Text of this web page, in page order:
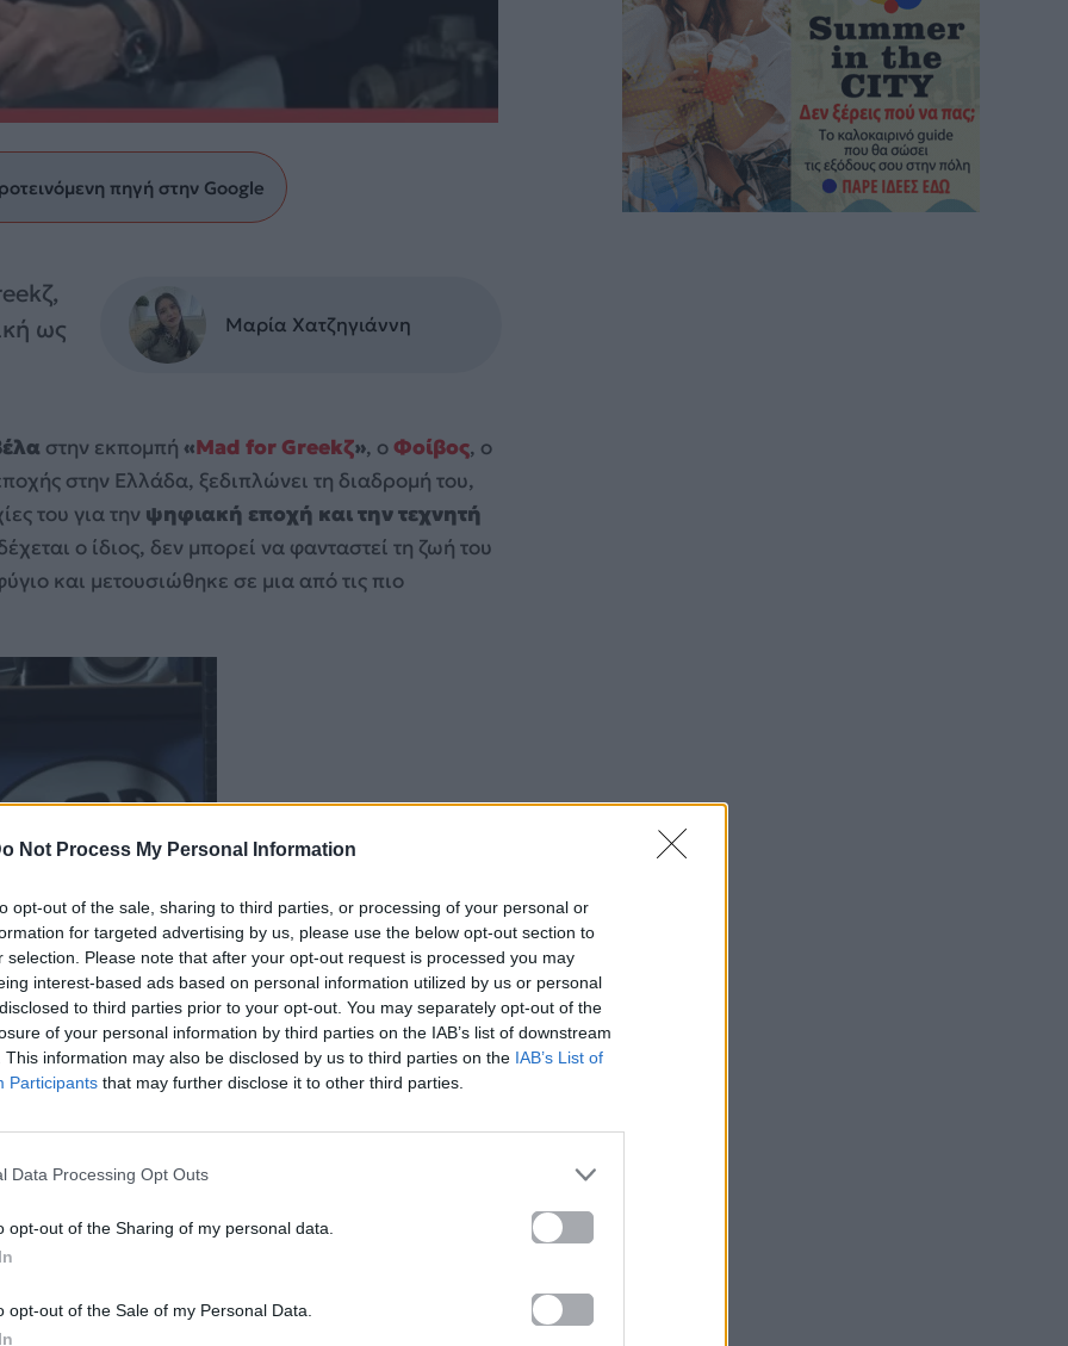
Not Process My Personal Information
opt-out of the sale, sharing to third parties, or processing of your personal or
for targeted advertising by us, please use the below opt-out section to
selection. Please note that after your opt-out request is processed you may
interest-based ads based on personal information utilized by us or personal
to third parties prior to your opt-out. You may separately opt-out of the
of your personal information by third parties on the IAB’s list of downstream
This information may also be disclosed by us to third parties on the IAB’s List of
Participants that may further disclose it to other third parties.
Data Processing Opt Outs
opt-out of the Sharing of my personal data.
opt-out of the Sale of my Personal Data.
πηγή στην Google
ως
Μαρία Χατζηγιάννη
στην εκπομπή «Mad for Greekζ», οΦοίβος, ο
στην Ελλάδα, ξεδιπλώνει τη διαδρομή του,
του για την ψηφιακή εποχή και την τεχνητή
ο ίδιος, δεν μπορεί να φανταστεί τη ζωή του
και μετουσιώθηκε σε μια από τις πιο